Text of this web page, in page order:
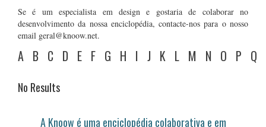
Se é um especialista em design e gostaria de colaborar no
desenvolvimento da nossa enciclopédia, contacte-nos para o nosso
email geral@knoow.net.
A B C D E F G H I J K L M N O P Q
No Results
A Knoow é uma enciclopédia colaborativa e em